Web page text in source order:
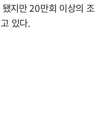
지만 20만회 이상의 조
있다.